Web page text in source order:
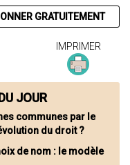
GRATUITEMENT
IMPRIMER
JOUR
communes par le
du droit ?
de nom : le modèle